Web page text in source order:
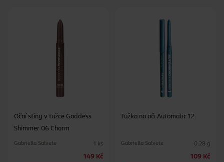
Oční stíny v tužce Goddess
Shimmer 06 Charm
Gabriella Salvete 1 ks
149 Kč
Tužka na oči Automatic 12
Gabriella Salvete 0.28 g
109 Kč